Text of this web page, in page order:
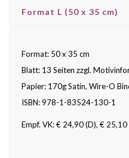
Format L (50 x 35 cm)
Format: 50 x 35 cm
Blatt: 13 Seiten zzgl.
Papier: 170g Satin, Wire-O
ISBN: 978-1-83524-130-1
Empf. VK: € 24,90 (D), € 25,10